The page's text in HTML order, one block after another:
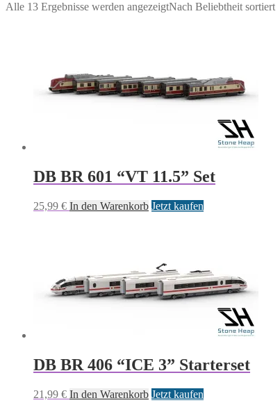
Alle 13 Ergebnisse werden angezeigtNach Beliebtheit sortiert
DB BR 601 “VT 11.5” Set
25,99 € In den Warenkorb Jetzt kaufen
DB BR 406 “ICE 3” Starterset
21,99 € In den Warenkorb Jetzt kaufen